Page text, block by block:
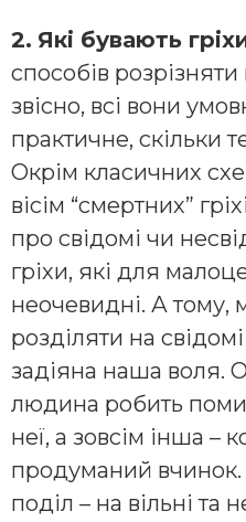
2. Які бувають
способів
звісно, всі вони
практичне, скільки
Окрім класичних
вісім “смертних”
про свідомі чи
гріхи, які для
неочевидні. А
розділяти на
задіяна наша воля.
людина робить
неї, а зовсім інша –
продуманий
поділ – на вільні та